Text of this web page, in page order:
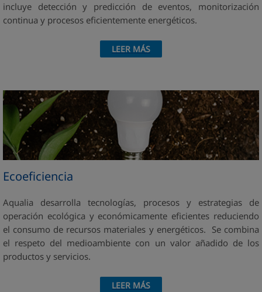
incluye detección y predicción de eventos, monitorización
continua y procesos eficientemente energéticos.
LEER MÁS
Ecoeficiencia
Aqualia desarrolla tecnologías, procesos y estrategias de
operación ecológica y económicamente eficientes reduciendo
el consumo de recursos materiales y energéticos. Se combina
el respeto del medioambiente con un valor añadido de los
productos y servicios.
LEER MÁS